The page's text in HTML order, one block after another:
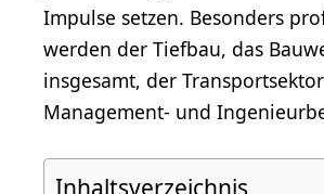
Impulse setzen. Besonders
werden der Tiefbau, das
insgesamt, der
Management- und
Inhaltsverzeichnis